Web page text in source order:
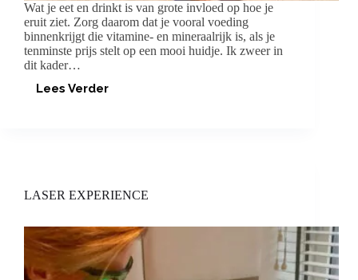
Wat je eet en drinkt is van grote invloed op hoe je
eruit ziet. Zorg daarom dat je vooral voeding
binnenkrijgt die vitamine- en mineraalrijk is, als je
tenminste prijs stelt op een mooi huidje. Ik zweer in
dit kader…
Lees Verder
DE
LASER EXPERIENCE